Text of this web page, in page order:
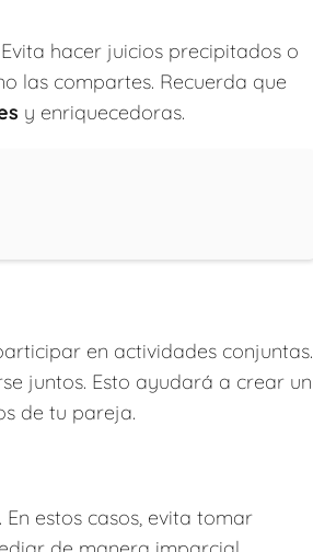
hacer juicios precipitados o
las compartes. Recuerda que
y enriquecedoras.
en actividades conjuntas.
juntos. Esto ayudará a crear un
de tu pareja.
estos casos, evita tomar